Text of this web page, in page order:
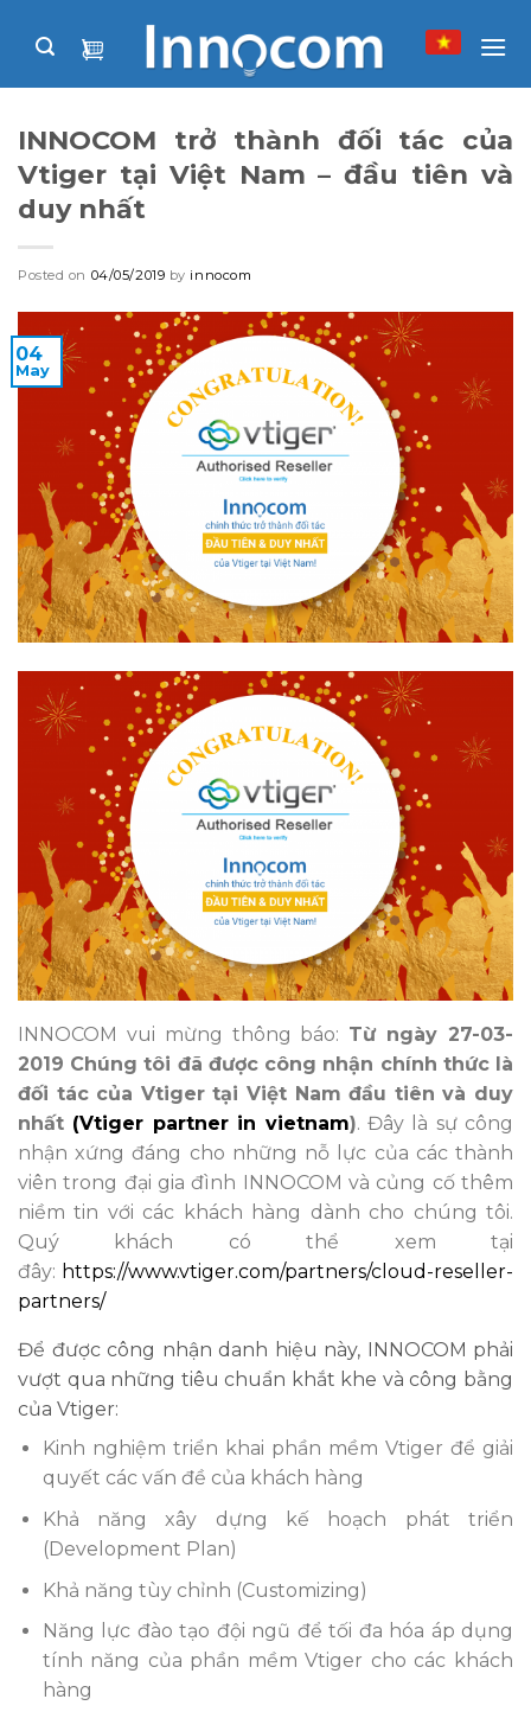
INNOCOM trở thành đối tác của
Vtiger tại Việt Nam – đầu tiên và
duy nhất
Posted on 04/05/2019 by innocom
04
May
INNOCOM vui mừng thông báo: Từ ngày 27-03-
2019 Chúng tôi đã được công nhận chính thức là
đối tác của Vtiger tại Việt Nam đầu tiên và duy
nhất (Vtiger partner in vietnam). Đây là sự công
nhận xứng đáng cho những nỗ lực của các thành
viên trong đại gia đình INNOCOM và củng cố thêm
niềm tin với các khách hàng dành cho chúng tôi.
Quý khách có thể xem tại
đây: https://www.vtiger.com/partners/cloud-reseller-
partners/
Để được công nhận danh hiệu này, INNOCOM phải
vượt qua những tiêu chuẩn khắt khe và công bằng
của Vtiger:
Kinh nghiệm triển khai phần mềm Vtiger để giải
quyết các vấn đề của khách hàng
Khả năng xây dựng kế hoạch phát triển
(Development Plan)
Khả năng tùy chỉnh (Customizing)
Năng lực đào tạo đội ngũ để tối đa hóa áp dụng
tính năng của phần mềm Vtiger cho các khách
hàng